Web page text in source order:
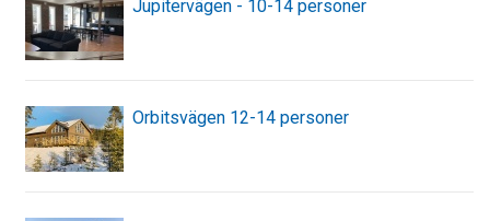
Jupitervägen - 10-14 personer
Orbitsvägen 12-14 personer